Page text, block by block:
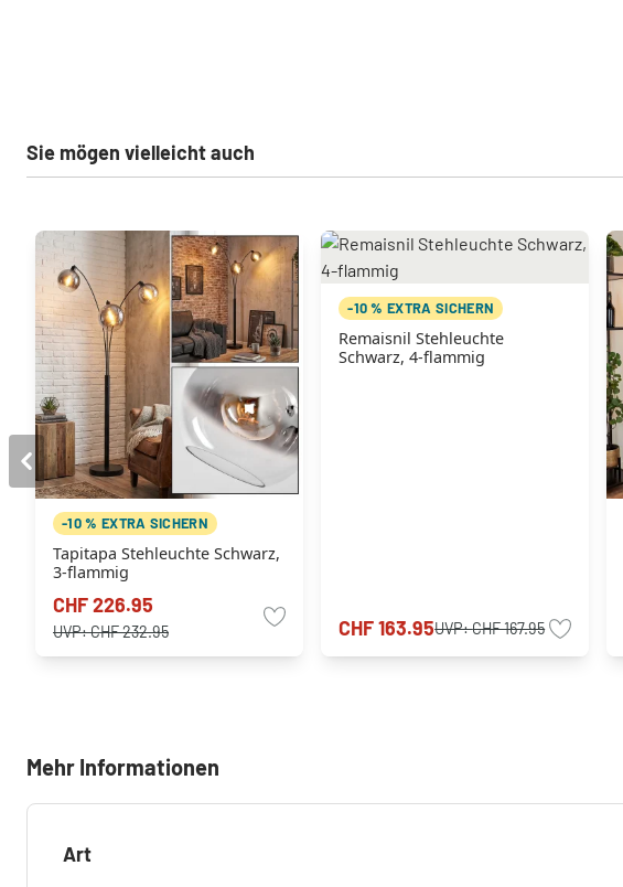
Sie mögen vielleicht auch
-10 % EXTRA SICHERN
Tapitapa Stehleuchte Schwarz,
3-flammig
CHF 226.95
UVP:CHF 232.95
-10 % EXTRA SICHERN
Remaisnil Stehleuchte
Schwarz, 4-flammig
CHF 163.95UVP:CHF 167.95
Mehr Informationen
Art